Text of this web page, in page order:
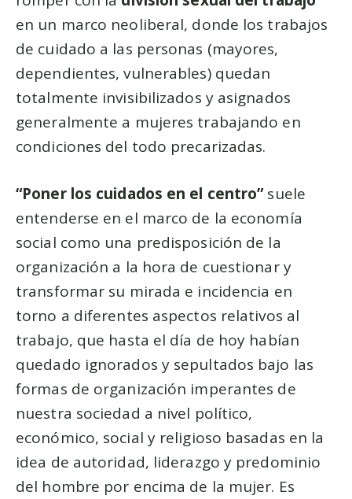
en un marco neoliberal, donde los trabajos
de cuidado a las personas (mayores,
dependientes, vulnerables) quedan
totalmente invisibilizados y asignados
generalmente a mujeres trabajando en
condiciones del todo precarizadas.
“Poner los cuidados en el centro”suele
entenderse en el marco de la economía
social como una predisposición de la
organización a la hora de cuestionar y
transformar su mirada e incidencia en
torno a diferentes aspectos relativos al
trabajo, que hasta el día de hoy habían
quedado ignorados y sepultados bajo las
formas de organización imperantes de
nuestra sociedad a nivel político,
económico, social y religioso basadas en la
idea de autoridad, liderazgo y predominio
del hombre por encima de la mujer. Es